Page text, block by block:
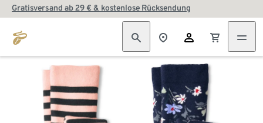
Gratisversand ab 29 € & kostenlose Rücksendung